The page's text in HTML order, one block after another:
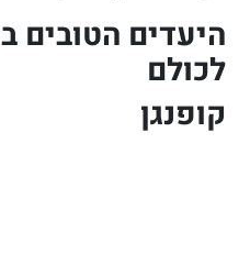
היעדים הטובים
לכולם
קופנגן